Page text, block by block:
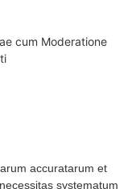
accuratarum et
systematum